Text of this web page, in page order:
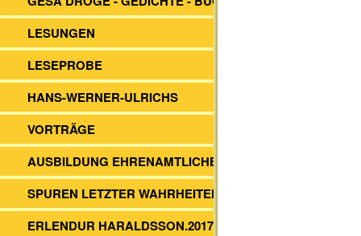
LESUNGEN
LESEPROBE
HANS-WERNER-ULRICHS
VORTRÄGE
AUSBILDUNG EHRENAMTLICHER
SPUREN LETZTER WAHRHEITEN.
ERLENDUR HARALDSSON.2017